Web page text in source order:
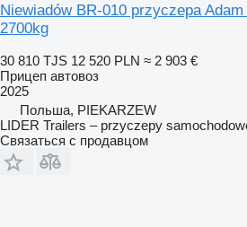
Niewiadów BR-010 przyczepa
2700kg
30 810 TJS 12 520 PLN ≈ 2 903 €
Прицеп автовоз
2025
Польша, PIEKARZEW
LIDER Trailers – przyczepy
Связаться с продавцом